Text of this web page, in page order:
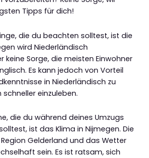
Tipps für dich!
die du beachten solltest, ist die
wird Niederländisch
keine Sorge, die meisten Einwohner
Es kann jedoch von Vorteil
in Niederländisch zu
einzuleben.
die du während deines Umzugs
ist das Klima in Nijmegen. Die
Gelderland und das Wetter
sein. Es ist ratsam, sich